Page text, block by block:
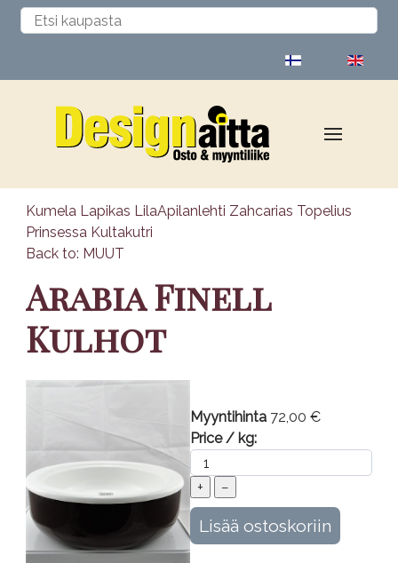
Kumela Lapikas LilaApilanlehti Zahcarias Topelius
Prinsessa Kultakutri
Back to: MUUT
Arabia Finell
Kulhot
Myyntihinta 72,00 €
Price / kg: